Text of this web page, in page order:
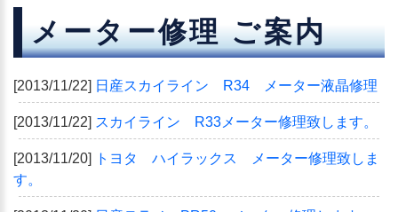
メーター修理 ご案内
[2013/11/22] 日産スカイライン R34 メーター液晶修理
[2013/11/22] スカイライン R33メーター修理致します。
[2013/11/20]
トヨタ ハイラックス メーター修理致しま
す。